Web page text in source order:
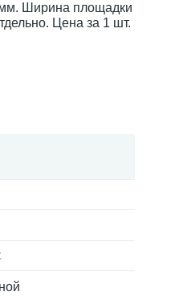
Ширина площадки
Цена за 1 шт.